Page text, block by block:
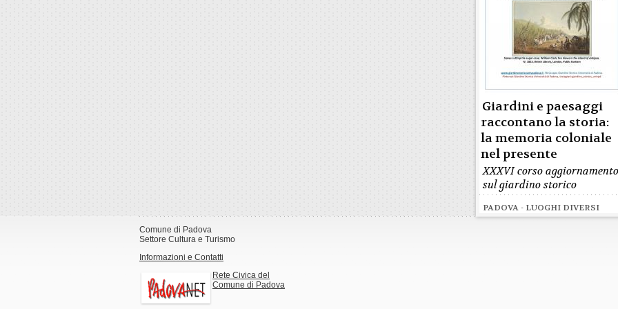
Giardini e paesaggi
raccontano la storia:
la memoria coloniale
nel presente
XXXVI corso
sul giardino storico
PADOVA - LUOGHI DIVERSI
Comune di Padova
Settore Cultura e Turismo
Informazioni e Contatti
Rete Civica del
Comune di Padova